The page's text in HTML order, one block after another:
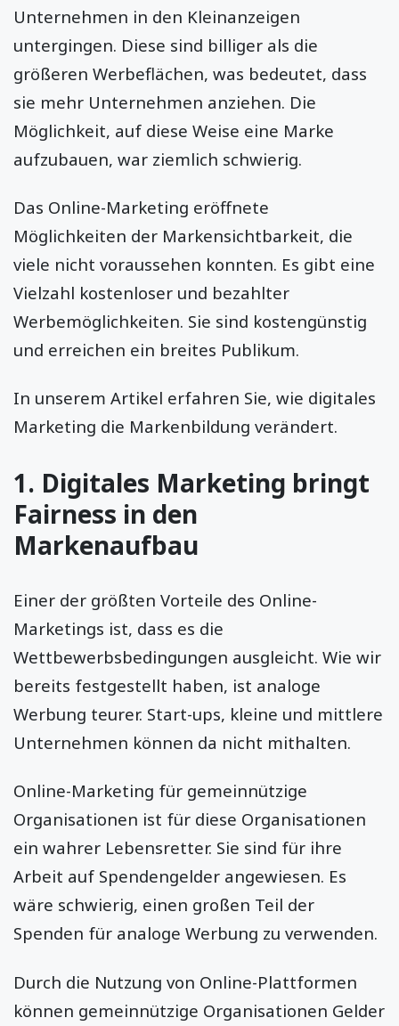
Unternehmen in den Kleinanzeigen
untergingen. Diese sind billiger als die
größeren Werbeflächen, was bedeutet, dass
sie mehr Unternehmen anziehen. Die
Möglichkeit, auf diese Weise eine Marke
aufzubauen, war ziemlich schwierig.
Das Online-Marketing eröffnete
Möglichkeiten der Markensichtbarkeit, die
viele nicht voraussehen konnten. Es gibt eine
Vielzahl kostenloser und bezahlter
Werbemöglichkeiten. Sie sind kostengünstig
und erreichen ein breites Publikum.
In unserem Artikel erfahren Sie, wie digitales
Marketing die Markenbildung verändert.
1. Digitales Marketing bringt
Fairness in den
Markenaufbau
Einer der größten Vorteile des Online-
Marketings ist, dass es die
Wettbewerbsbedingungen ausgleicht. Wie wir
bereits festgestellt haben, ist analoge
Werbung teurer. Start-ups, kleine und mittlere
Unternehmen können da nicht mithalten.
Online-Marketing für gemeinnützige
Organisationen ist für diese Organisationen
ein wahrer Lebensretter. Sie sind für ihre
Arbeit auf Spendengelder angewiesen. Es
wäre schwierig, einen großen Teil der
Spenden für analoge Werbung zu verwenden.
Durch die Nutzung von Online-Plattformen
können gemeinnützige Organisationen Gelder